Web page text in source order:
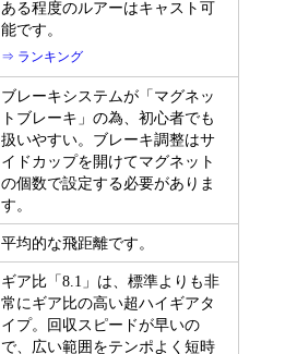
ある程度のルアーはキャスト可
能です。
⇒ ランキング
ブレーキシステムが「マグネッ
トブレーキ」の為、初心者でも
扱いやすい。ブレーキ調整はサ
イドカップを開けてマグネット
の個数で設定する必要がありま
す。
平均的な飛距離です。
ギア比「8.1」は、標準よりも非
常にギア比の高い超ハイギアタ
イプ。回収スピードが早いの
で、広い範囲をテンポよく短時